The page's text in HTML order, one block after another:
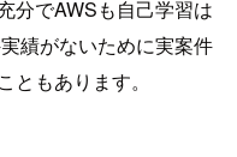
分でAWSも自己学習は
績がないために実案件
もあります。